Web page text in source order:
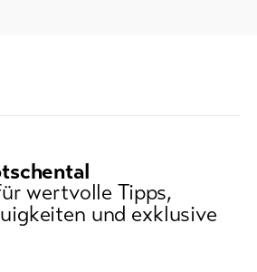
wertvolle Tipps,
und exklusive